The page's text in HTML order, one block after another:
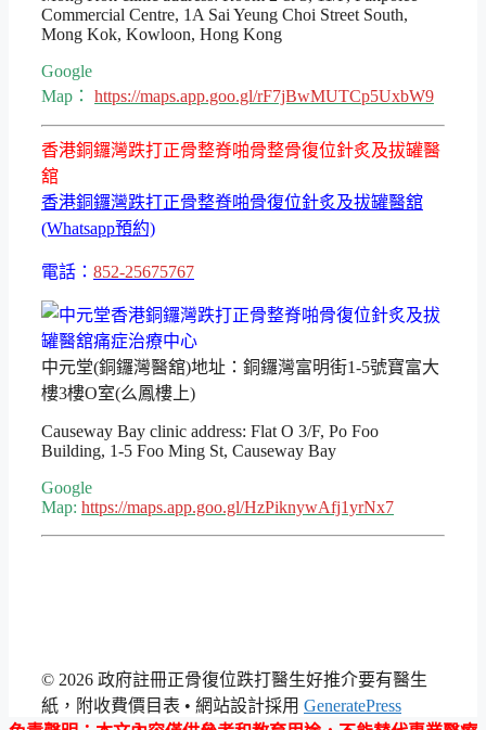
Commercial Centre, 1A Sai Yeung Choi Street South,
Mong Kok, Kowloon, Hong Kong
Google
Map： https://maps.app.goo.gl/rF7jBwMUTCp5UxbW9
香港銅鑼灣跌打正骨整脊啪骨整骨復位針炙及拔罐醫
舘
香港銅鑼灣跌打正骨整脊啪骨復位針炙及拔罐醫舘
(Whatsapp預約)
電話： 852-25675767
中元堂(銅鑼灣醫舘)地址：銅鑼灣富明街1-5號寶富大
樓3樓O室(么鳳樓上)
Causeway Bay clinic address: Flat O 3/F, Po Foo
Building, 1-5 Foo Ming St, Causeway Bay
Google
Map: https://maps.app.goo.gl/HzPiknywAfj1yrNx7
© 2026 政府註冊正骨復位跌打醫生好推介要有醫生
紙，附收費價目表 • 網站設計採用 GeneratePress